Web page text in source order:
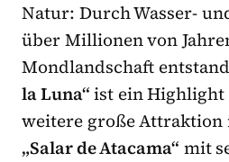
Natur: Durch Wasser-
über Millionen von
Mondlandschaft
la Luna“ist ein Highlight
weitere große
„Salar de Atacama“ mit